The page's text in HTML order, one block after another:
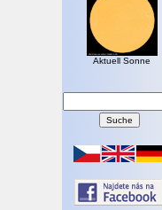
Aktuell Sonne